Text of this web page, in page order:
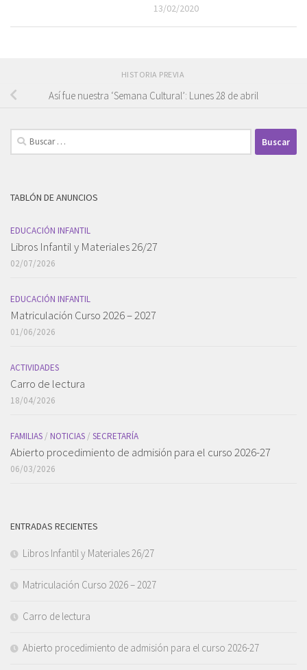
13/02/2020
HISTORIA PREVIA
Así fue nuestra ‘Semana Cultural’: Lunes 28 de abril
Buscar:
TABLÓN DE ANUNCIOS
EDUCACIÓN INFANTIL
Libros Infantil y Materiales 26/27
02/07/2026
EDUCACIÓN INFANTIL
Matriculación Curso 2026 – 2027
01/06/2026
ACTIVIDADES
Carro de lectura
18/04/2026
FAMILIAS / NOTICIAS / SECRETARÍA
Abierto procedimiento de admisión para el curso 2026-27
06/03/2026
ENTRADAS RECIENTES
Libros Infantil y Materiales 26/27
Matriculación Curso 2026 – 2027
Carro de lectura
Abierto procedimiento de admisión para el curso 2026-27